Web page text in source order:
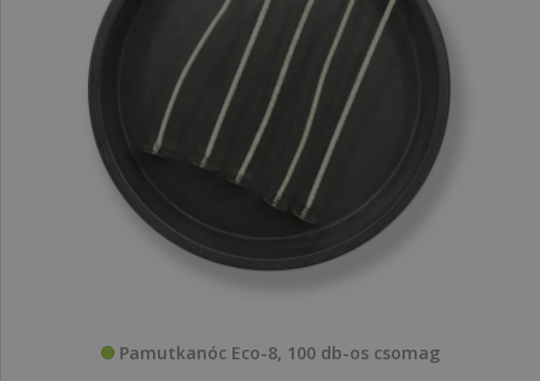
Pamutkanóc Eco-8, 100 db-os csomag